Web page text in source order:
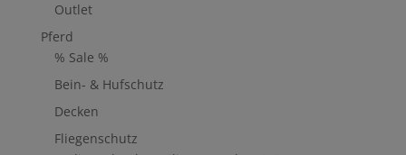
Outlet
Pferd
% Sale %
Bein- & Hufschutz
Decken
Fliegenschutz